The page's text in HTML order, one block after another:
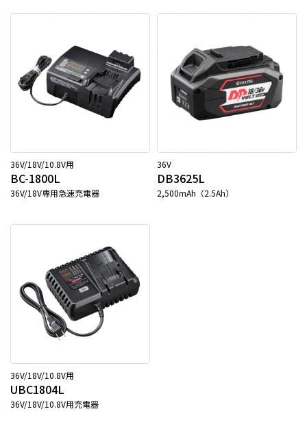
36V/18V/10.8V用
BC-1800L
36V/18V専用急速充電器
36V
DB3625L
2,500mAh（2.5Ah）
36V/18V/10.8V用
UBC1804L
36V/18V/10.8V用充電器